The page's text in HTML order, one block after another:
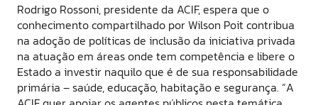
Rodrigo Rossoni, presidente da ACIF, espera que o
conhecimento compartilhado por Wilson Poit contribua
na adoção de políticas de inclusão da iniciativa privada
na atuação em áreas onde tem competência e libere o
Estado a investir naquilo que é de sua responsabilidade
primária – saúde, educação, habitação e segurança. “A